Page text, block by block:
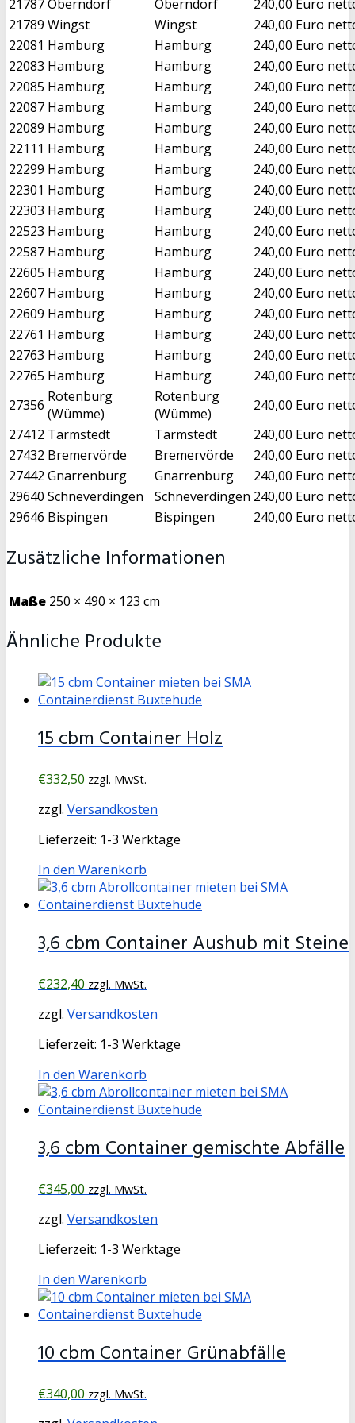
21787Oberndorf Oberndorf
240,00 Euro
21789 Wingst Wingst
240,00 Euro
22081 Hamburg Hamburg
240,00 Euro
22083 Hamburg Hamburg
240,00 Euro
22085 Hamburg Hamburg
240,00 Euro
22087 Hamburg Hamburg
240,00 Euro
22089 Hamburg Hamburg
240,00 Euro
22111 Hamburg Hamburg
240,00 Euro
22299 Hamburg Hamburg
240,00 Euro
22301 Hamburg Hamburg
240,00 Euro
22303 Hamburg Hamburg
240,00 Euro
22523 Hamburg Hamburg
240,00 Euro
22587 Hamburg Hamburg
240,00 Euro
22605 Hamburg Hamburg
240,00 Euro
22607 Hamburg Hamburg
240,00 Euro
22609 Hamburg Hamburg
240,00 Euro
22761 Hamburg Hamburg
240,00 Euro
22763 Hamburg Hamburg
240,00 Euro
22765 Hamburg Hamburg
240,00 Euro
27356 Rotenburg
(Wümme)
Rotenburg
(Wümme)
240,00 Euro
27412 Tarmstedt Tarmstedt
240,00 Euro
27432 Bremervörde Bremervörde
240,00 Euro
27442 Gnarrenburg Gnarrenburg
240,00 Euro
29640 Schneverdingen Schneverdingen 240,00 Euro
29646 Bispingen Bispingen 240,00 Euro
Zusätzliche Informationen
Maße 250 × 490 × 123 cm
Ähnliche Produkte
15 cbm Container Holz
€332,50 zzgl. MwSt.
zzgl. Versandkosten
Lieferzeit: 1-3 Werktage
In den Warenkorb
3,6 cbm Container Aushub mit Steine
€232,40 zzgl. MwSt.
zzgl. Versandkosten
Lieferzeit: 1-3 Werktage
In den Warenkorb
3,6 cbm Container gemischte Abfälle
€345,00 zzgl. MwSt.
zzgl. Versandkosten
Lieferzeit: 1-3 Werktage
In den Warenkorb
10 cbm Container Grünabfälle
€340,00 zzgl. MwSt.